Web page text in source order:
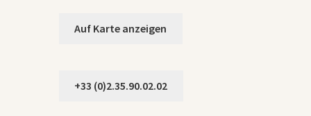
Auf Karte anzeigen
+33 (0)2.35.90.02.02